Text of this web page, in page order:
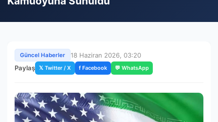
Güncel Haberler
18 Haziran 2026, 03:20
Paylaş 𝕏 Twitter / X f Facebook 💬 WhatsApp